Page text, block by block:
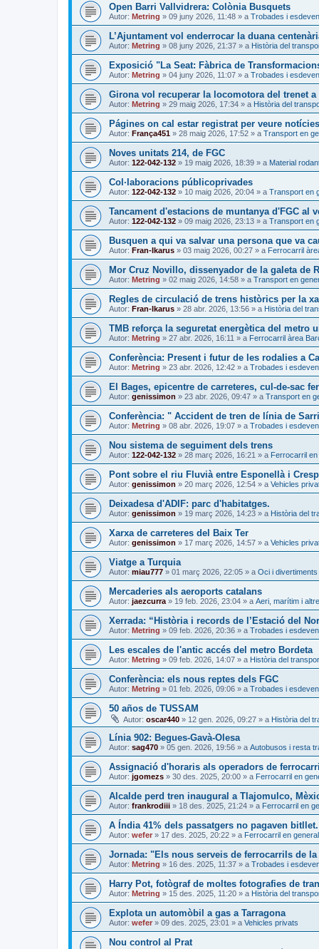
Open Barri Vallvidrera: Colònia Busquets
Autor: Metring » 09 juny 2026, 11:48 » a Trobades i
L’Ajuntament vol enderrocar la duana
Autor: Metring » 08 juny 2026, 21:37 » a Història del
Exposició "La Seat: Fàbrica de
Autor: Metring » 04 juny 2026, 11:07 » a Trobades i
Girona vol recuperar la locomotora del trenet
Autor: Metring » 29 maig 2026, 17:34 » a Història del
Págines on cal estar registrat per veure
Autor: França451 » 28 maig 2026, 17:52 » a Transport en
Noves unitats 214, de FGC
Autor: 122-042-132 » 19 maig 2026, 18:39 » a Material
Col·laboracions públicoprivades
Autor: 122-042-132 » 10 maig 2026, 20:04 » a Transport en
Tancament d'estacions de muntanya d'FGC al
Autor: 122-042-132 » 09 maig 2026, 23:13 » a Transport en
Busquen a qui va salvar una persona que va
Autor: Fran-Ikarus » 03 maig 2026, 00:27 » a Ferrocarril
Mor Cruz Novillo, dissenyador de la galeta de
Autor: Metring » 02 maig 2026, 14:58 » a Transport en
Regles de circulació de trens històrics per la
Autor: Fran-Ikarus » 28 abr. 2026, 13:56 » a Història del
TMB reforça la seguretat energètica del metro
Autor: Metring » 27 abr. 2026, 16:11 » a Ferrocarril àrea
Conferència: Present i futur de les rodalies a
Autor: Metring » 23 abr. 2026, 12:42 » a Trobades i
El Bages, epicentre de carreteres, cul-de-sac
Autor: genissimon » 23 abr. 2026, 09:47 » a Transport en
Conferència: " Accident de tren de línia de
Autor: Metring » 08 abr. 2026, 19:07 » a Trobades i
Nou sistema de seguiment dels trens
Autor: 122-042-132 » 28 març 2026, 16:21 » a Ferrocarril
Pont sobre el riu Fluvià entre Esponellà i
Autor: genissimon » 20 març 2026, 12:54 » a Vehicles
Deixadesa d'ADIF: parc d'habitatges.
Autor: genissimon » 19 març 2026, 14:23 » a Història del
Xarxa de carreteres del Baix Ter
Autor: genissimon » 17 març 2026, 14:57 » a Vehicles
Viatge a Turquia
Autor: miau777 » 01 març 2026, 22:05 » a Oci i divertiments
Mercaderies als aeroports catalans
Autor: jaezcurra » 19 feb. 2026, 23:04 » a Aeri, marítim i
Xerrada: “Història i records de l’Estació del
Autor: Metring » 09 feb. 2026, 20:36 » a Trobades i
Les escales de l'antic accés del metro Bordeta
Autor: Metring » 09 feb. 2026, 14:07 » a Història del
Conferència: els nous reptes dels FGC
Autor: Metring » 01 feb. 2026, 09:06 » a Trobades i
50 años de TUSSAM
Autor: oscar440 » 12 gen. 2026, 09:27 » a Història del
Línia 902: Begues-Gavà-Olesa
Autor: sag470 » 05 gen. 2026, 19:56 » a Autobusos i resta
Assignació d'horaris als operadors de ferrocarril
Autor: jgomezs » 30 des. 2025, 20:00 » a Ferrocarril en
Alcalde perd tren inaugural a Tlajomulco,
Autor: frankrodiii » 18 des. 2025, 21:24 » a Ferrocarril en
A Índia 41% dels passatgers no pagaven
Autor: wefer » 17 des. 2025, 20:22 » a Ferrocarril en general
Jornada: "Els nous serveis de ferrocarrils de
Autor: Metring » 16 des. 2025, 11:37 » a Trobades i
Harry Pot, fotògraf de moltes fotografies de
Autor: Metring » 15 des. 2025, 11:20 » a Història del
Explota un automòbil a gas a Tarragona
Autor: wefer » 09 des. 2025, 23:01 » a Vehicles privats
Nou control al Prat